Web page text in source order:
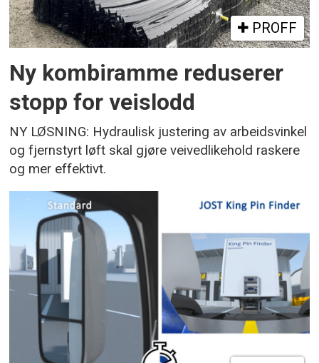
PROFF
Ny kombiramme reduserer
stopp for veislodd
NY LØSNING: Hydraulisk justering av arbeidsvinkel
og fjernstyrt løft skal gjøre veivedlikehold raskere
og mer effektivt.